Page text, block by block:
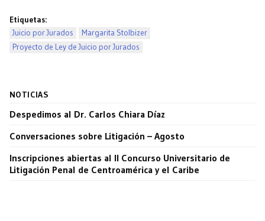
Etiquetas:
Juicio por Jurados
Margarita Stolbizer
Proyecto de Ley de Juicio por Jurados
NOTICIAS
Despedimos al Dr. Carlos Chiara Díaz
Conversaciones sobre Litigación – Agosto
Inscripciones abiertas al II Concurso Universitario de
Litigación Penal de Centroamérica y el Caribe